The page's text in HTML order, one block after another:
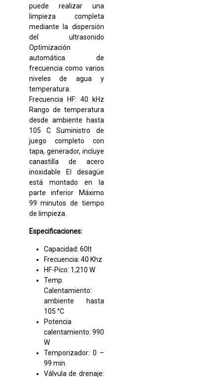
puede realizar una
limpieza completa
mediante la dispersión
del ultrasonido
Optimización
automática de
frecuencia como varios
niveles de agua y
temperatura.
Frecuencia HF: 40 kHz
Rango de temperatura
desde ambiente hasta
105 C Suministro de
juego completo con
tapa, generador, incluye
canastilla de acero
inoxidable El desagüe
está montado en la
parte inferior Máximo
99 minutos de tiempo
de limpieza.
Especificaciones:
Capacidad: 60lt
Frecuencia: 40 Khz
HF-Pico: 1,210 W
Temp.
Calentamiento:
ambiente hasta
105 °C
Potencia
calentamiento: 990
W
Temporizador: 0 –
99 min.
Válvula de drenaje: